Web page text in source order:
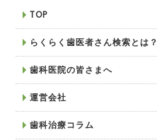
TOP
らくらく歯医者さん検索とは？
歯科医院の皆さまへ
運営会社
歯科治療コラム